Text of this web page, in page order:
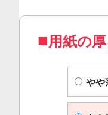
用紙の
やや